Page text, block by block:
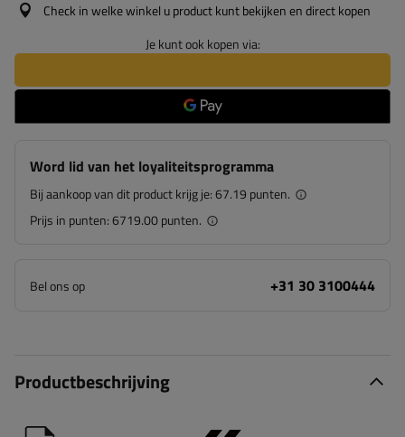
Check in welke winkel u product kunt bekijken en direct kopen
Je kunt ook kopen via:
Word lid van het loyaliteitsprogramma
Bij aankoop van dit product krijg je:67.19 punten.
Prijs in punten:6719.00 punten.
Bel ons op +31 30 3100444
Productbeschrijving